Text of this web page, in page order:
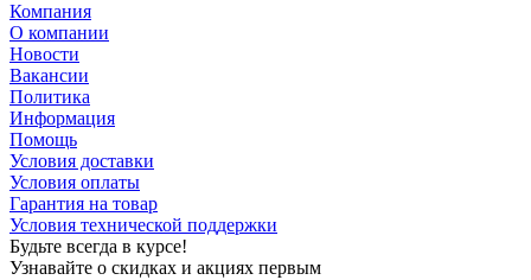
Компания
О компании
Новости
Вакансии
Политика
Информация
Помощь
Условия доставки
Условия оплаты
Гарантия на товар
Условия технической поддержки
Будьте всегда в курсе!
Узнавайте о скидках и акциях первым